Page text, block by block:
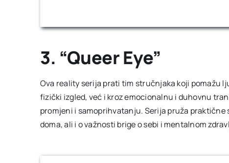
3. “Queer Eye”
Ova reality serija prati tim stručnjaka koji pomažu
fizički izgled, već i kroz emocionalnu i duhovnu
promjeni i samoprihvatanju. Serija pruža
doma, ali i o važnosti brige o sebi i mentalnom